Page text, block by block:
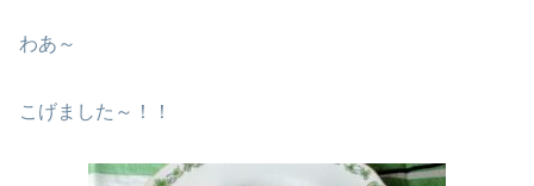
わあ～
こげました～！！